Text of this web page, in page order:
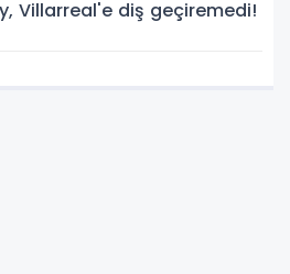
Villarreal'e diş geçiremedi!